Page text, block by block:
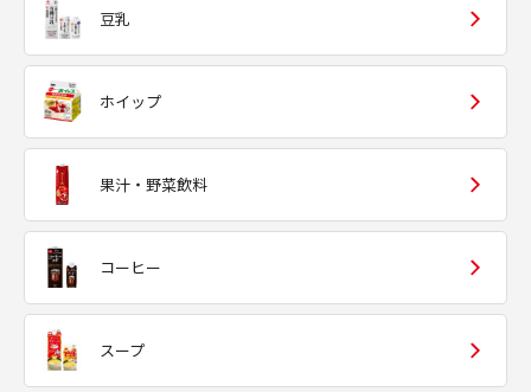
豆乳
ホイップ
果汁・野菜飲料
コーヒー
スープ